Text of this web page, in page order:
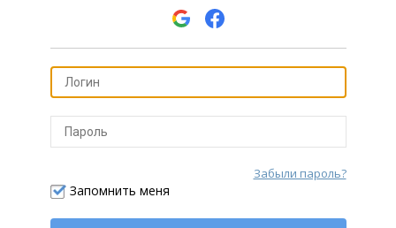
Запомнить меня
Забыли пароль?